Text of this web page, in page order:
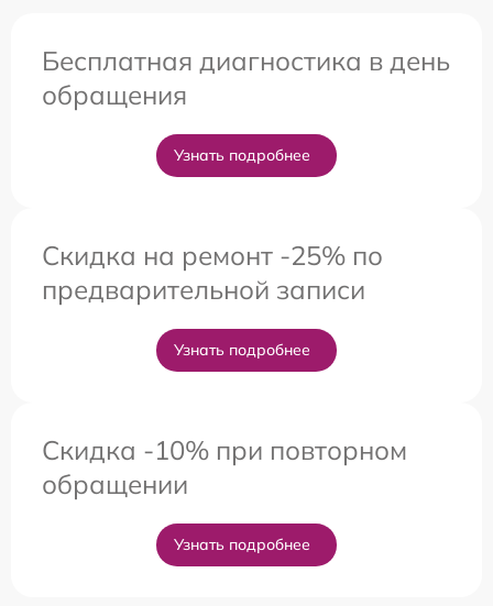
Бесплатная диагностика в день
обращения
Узнать подробнее
Скидка на ремонт -25% по
предварительной записи
Узнать подробнее
Скидка -10% при повторном
обращении
Узнать подробнее